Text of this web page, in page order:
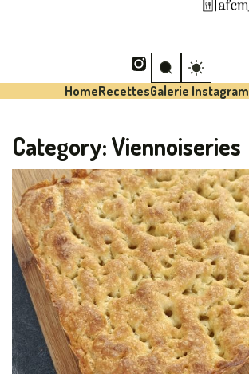
HomeRecettesGalerie Instagram
Category:Viennoiseries